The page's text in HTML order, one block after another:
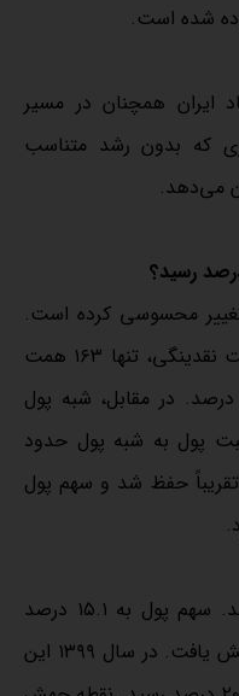
ایران همچنان در مسیر
که بدون رشد متناسب
می‌دهد.
محسوسی کرده است.
در سال ۱۳۹۵، از مجموع ۱,۲۵۳ همت نقدینگی، تنها ۱۶۳ همت
«پول» بود؛ یعنی سهمی معادل ۱۳ درصد. در مقابل، شبه‌ پول
پول به شبه‌ پول حدود
۰.۱۵ بود. این ساختار تا سال ۱۳۹۶ تقریباً حفظ شد و سهم پول
اما از سال ۱۳۹۷ روند تغییر آغاز شد. سهم پول به ۱۵.۱ درصد
رسید و در ۱۳۹۸ به ۱۷.۲ درصد افزایش یافت. در سال ۱۳۹۹ این